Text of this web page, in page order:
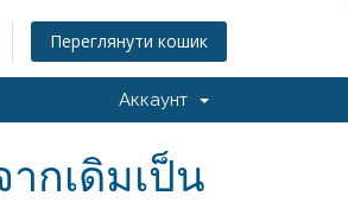
Переглянути кошик
Аккаунт
กเดิมเป็น